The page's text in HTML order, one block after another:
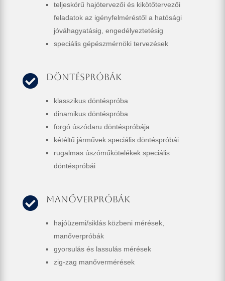
teljeskörű hajótervezői és kikötőtervezői
feladatok az igényfelméréstől a hatósági
jóváhagyatásig, engedélyeztetésig
speciális gépészmérnöki tervezések
 Döntéspróbák
klasszikus döntéspróba
dinamikus döntéspróba
forgó úszódaru döntéspróbája
kétéltű járművek speciális döntéspróbái
rugalmas úszóműkötelékek speciális
döntéspróbái
 Manőverpróbák
hajóüzemi/siklás közbeni mérések,
manőverpróbák
gyorsulás és lassulás mérések
zig-zag manővermérések